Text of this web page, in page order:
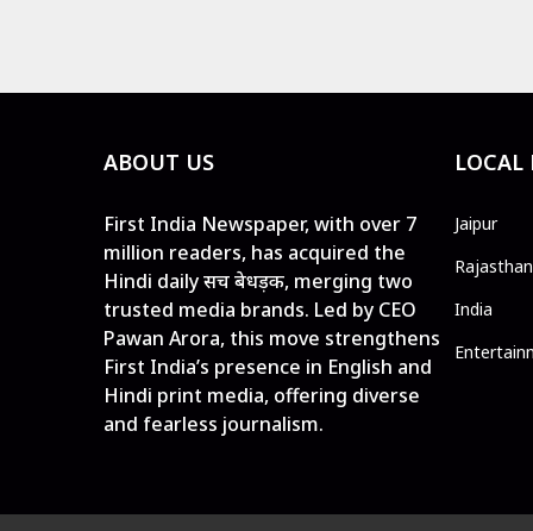
ABOUT US
First India Newspaper, with over 7
million readers, has acquired the
Hindi daily सच बेधड़क, merging two
trusted media brands. Led by CEO
Pawan Arora, this move strengthens
First India’s presence in English and
Hindi print media, offering diverse
and fearless journalism.
LOCAL
Jaipur
Rajasthan
India